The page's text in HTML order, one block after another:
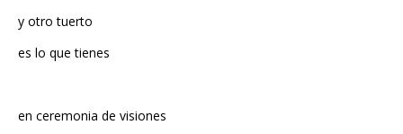
y otro tuerto
es lo que tienes
en ceremonia de visiones